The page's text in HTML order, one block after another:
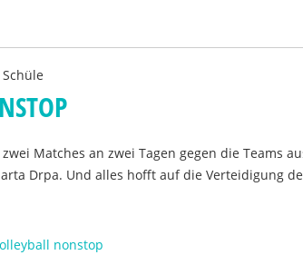
Matches an zwei Tagen gegen die Teams
Drpa. Und alles hofft auf die Verteidigung
nonstop